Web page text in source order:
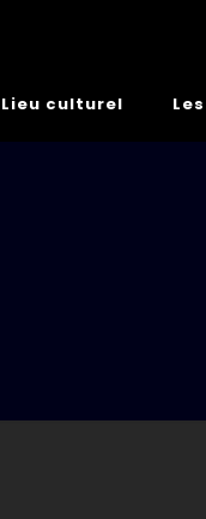
Lieu culturel